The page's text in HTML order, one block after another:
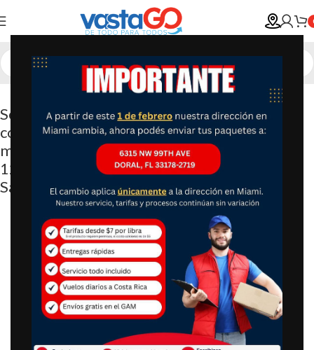
Selfie Stick de aleación de aluminio con
control remoto inalámbrico desmontable y
mini trípode para selfie Stick para iPhone 13
12 11 Pro Xs Max Xr X 8 7 6 Plus, Android
Samsung Smartphonei, más